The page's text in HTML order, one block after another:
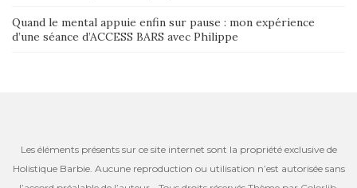
Quand le mental appuie enfin sur pause : mon expérience
d’une séance d’ACCESS BARS avec Philippe
Les éléments présents sur ce site internet sont la propriété exclusive de
Holistique Barbie. Aucune reproduction ou utilisation n’est autorisée sans